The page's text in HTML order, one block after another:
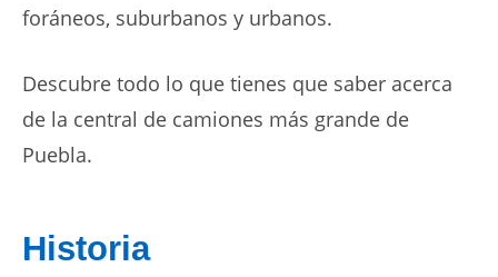
foráneos, suburbanos y urbanos.
Descubre todo lo que tienes que saber acerca
de la central de camiones más grande de
Puebla.
Historia